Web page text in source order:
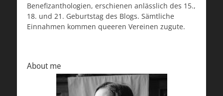
Benefizanthologien, erschienen anlässlich des 15.,
18. und 21. Geburtstag des Blogs. Sämtliche
Einnahmen kommen queeren Vereinen zugute.
About me